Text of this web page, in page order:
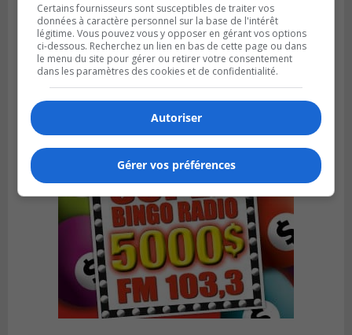
LA PRAIRIE
Publié le 5 août 2026 à 11h59
La Prairie loue des espaces de glace
jusqu’en avril 2027
Certains fournisseurs sont susceptibles de traiter vos
données à caractère personnel sur la base de l'intérêt
légitime. Vous pouvez vous y opposer en gérant vos options
ci-dessous. Recherchez un lien en bas de cette page ou dans
le menu du site pour gérer ou retirer votre consentement
dans les paramètres des cookies et de confidentialité.
Autoriser
Gérer vos préférences